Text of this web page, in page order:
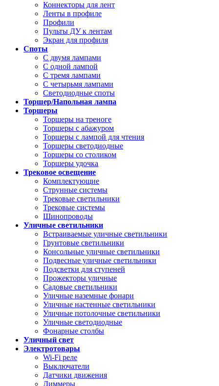
Коннекторы для лент
Ленты в профиле
Профили
Пульты ДУ к лентам
Экран для профиля
Споты
С двумя лампами
С одной лампой
С тремя лампами
С четырьмя лампами
Светодиодные споты
Торшер/Напольная лампа
Торшеры
Торшеры на треноге
Торшеры с абажуром
Торшеры с лампой для чтения
Торшеры светодиодные
Торшеры со столиком
Торшеры удочка
Трековое освещение
Комплектующие
Струнные системы
Трековые светильники
Трековые системы
Шинопроводы
Уличные светильники
Встраиваемые уличные светильники
Грунтовые светильники
Консольные уличные светильники
Подвесные уличные светильники
Подсветки для ступеней
Прожекторы уличные
Садовые светильники
Уличные наземные фонари
Уличные настенные светильники
Уличные потолочные светильники
Уличные светодиодные
Фонарные столбы
Уличный свет
Электротовары
Wi-Fi реле
Выключатели
Датчики движения
Диммеры